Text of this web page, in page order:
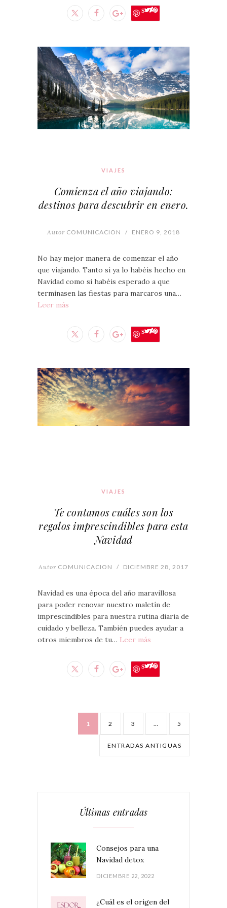
Save
VIAJES
Comienza el año viajando:
destinos para descubrir en enero.
Autor COMUNICACION / ENERO 9, 2018
No hay mejor manera de comenzar el año
que viajando. Tanto si ya lo habéis hecho en
Navidad como si habéis esperado a que
terminasen las fiestas para marcaros una…
Leer más
Save
VIAJES
Te contamos cuáles son los
regalos imprescindibles para esta
Navidad
Autor COMUNICACION / DICIEMBRE 28, 2017
Navidad es una época del año maravillosa
para poder renovar nuestro maletín de
imprescindibles para nuestra rutina diaria de
cuidado y belleza. También puedes ayudar a
otros miembros de tu… Leer más
Save
1 2 3 … 5
ENTRADAS ANTIGUAS
Últimas entradas
Consejos para una
Navidad detox
DICIEMBRE 22, 2022
¿Cuál es el origen del